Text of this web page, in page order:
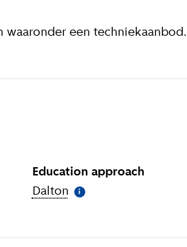
waaronder een techniekaanbod.
Education approach
Dalton More information
i